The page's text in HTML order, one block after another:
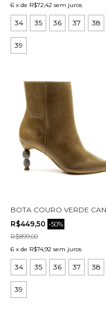
6 x de R$72,42 sem juros
34 35 36 37 38
39
BOTA COURO VERDE
R$449,50 -50%
R$899,00
6 x de R$74,92 sem juros
34 35 36 37 38
39